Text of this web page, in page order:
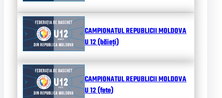
CAMPIONATUL REPUBLICII MOLDOVA
U 12 (băieți)
CAMPIONATUL REPUBLICII MOLDOVA
U 12 (fete)